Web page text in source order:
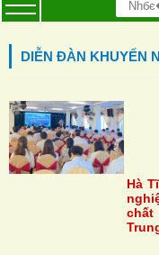
DIỄN ĐÀN KHUYẾN
Hà